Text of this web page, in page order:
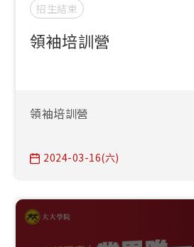
招生結束
領袖培訓營
領袖培訓營
2024-03-16(六)